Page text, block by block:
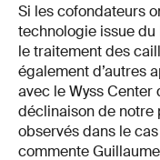
Si les cofondateurs
technologie issue
le traitement des
également d’autres
avec le Wyss Center
déclinaison de notre
observés dans le
commente